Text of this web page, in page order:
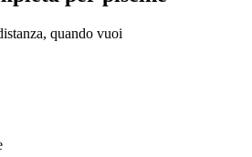
quando vuoi